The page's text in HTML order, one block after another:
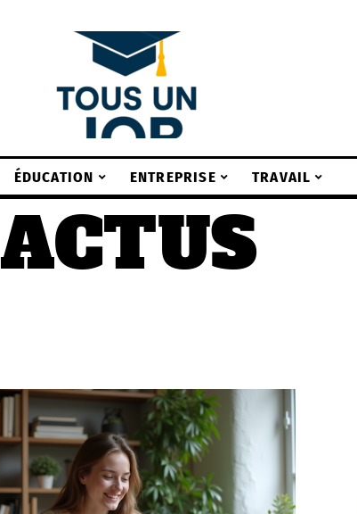
ÉDUCATION ENTREPRISE TRAVAIL
ACTUS